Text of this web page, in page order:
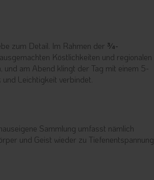
zum Detail. Im Rahmen der ¾-
Köstlichkeiten und regionalen
und am Abend klingt der Tag mit einem 5-
Leichtigkeit verbindet.
Sammlung umfasst nämlich
und Geist wieder zu Tiefenentspannung